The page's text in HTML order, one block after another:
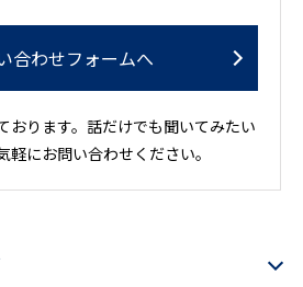
合わせフォームへ
おります。話だけでも聞いてみたい
軽にお問い合わせください。